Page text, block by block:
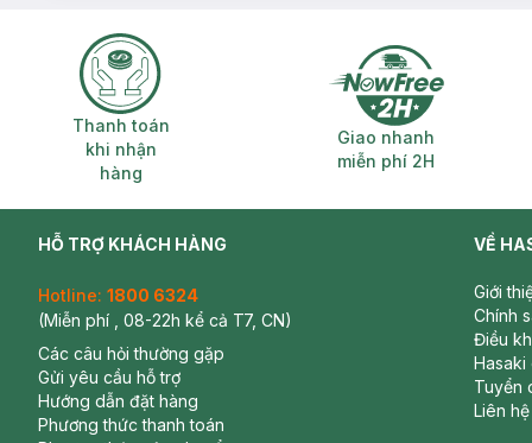
Thanh toán khi nhận hàng
Thanh toán
khi nhận
hàng
Giao nhanh
Giao nhanh
miễn phí 2H
HỖ TRỢ KHÁCH HÀNG
Hotline: 1800 6324
(Miễn phí , 08-22h kể cả T7, CN)
Các câu hỏi thường gặp
Gửi yêu cầu hỗ trợ
Hướng dẫn đặt hàng
Phương thức thanh toán
VỀ
Giới
Chính
Điều
Hasaki
Tuyển
Liên hệ